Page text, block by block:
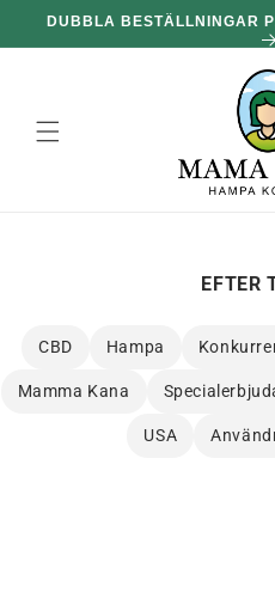
och gå
100 G GRATIS FÖR VARJE
EFTER
CBD Hampa
Mamma Kana
USA